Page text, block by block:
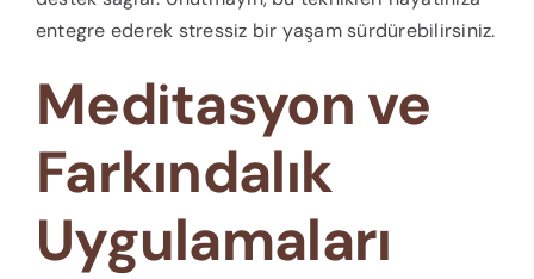
entegre ederek stressiz bir yaşam sürdürebilirsiniz.
Meditasyon ve
Farkındalık
Uygulamaları